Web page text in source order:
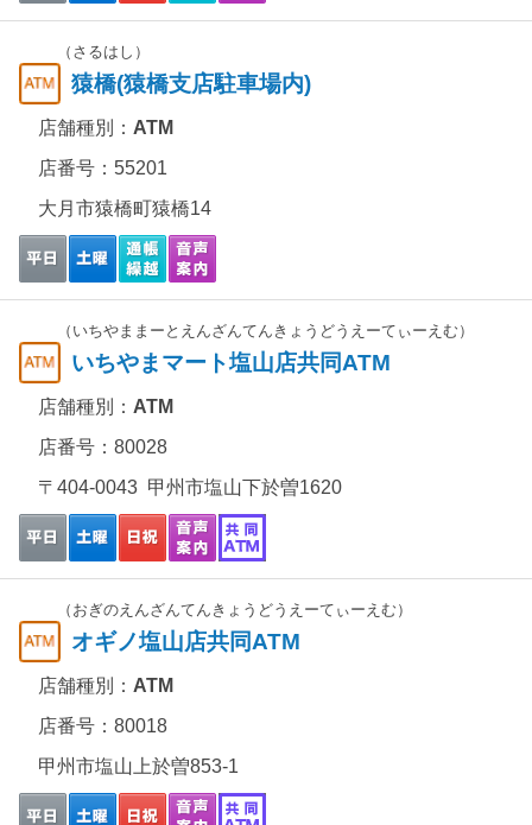
（さるはし）
猿橋(猿橋支店駐車場内)
店舗種別： ATM
店番号：55201
大月市猿橋町猿橋14
（いちやままーとえんざんてんきょうどうえーてぃーえむ）
いちやまマート塩山店共同ATM
店舗種別： ATM
店番号：80028
〒404-0043 甲州市塩山下於曽1620
（おぎのえんざんてんきょうどうえーてぃーえむ）
オギノ塩山店共同ATM
店舗種別： ATM
店番号：80018
甲州市塩山上於曽853-1